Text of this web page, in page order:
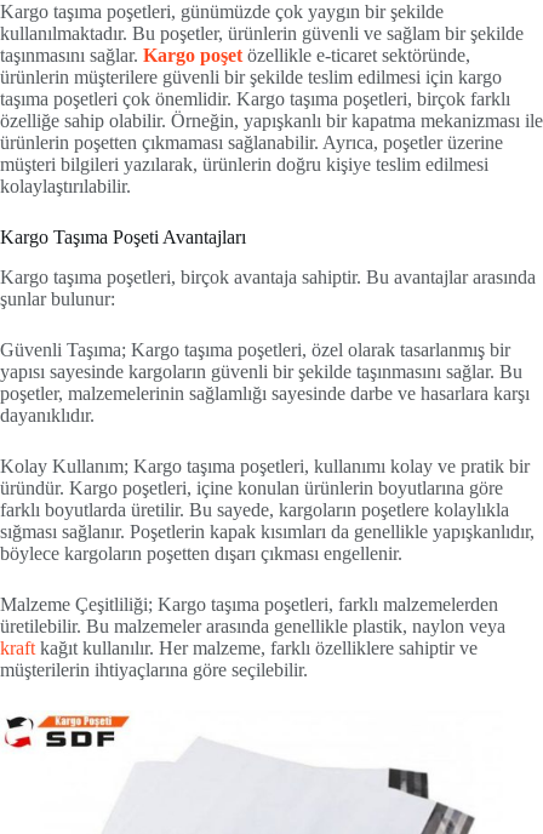
Kargo taşıma poşetleri, günümüzde çok yaygın bir şekilde
kullanılmaktadır. Bu poşetler, ürünlerin güvenli ve sağlam bir şekilde
taşınmasını sağlar. Kargo poşet özellikle e-ticaret sektöründe,
ürünlerin müşterilere güvenli bir şekilde teslim edilmesi için kargo
taşıma poşetleri çok önemlidir. Kargo taşıma poşetleri, birçok farklı
özelliğe sahip olabilir. Örneğin, yapışkanlı bir kapatma mekanizması ile
ürünlerin poşetten çıkmaması sağlanabilir. Ayrıca, poşetler üzerine
müşteri bilgileri yazılarak, ürünlerin doğru kişiye teslim edilmesi
kolaylaştırılabilir.
Kargo Taşıma Poşeti Avantajları
Kargo taşıma poşetleri, birçok avantaja sahiptir. Bu avantajlar arasında
şunlar bulunur:
Güvenli Taşıma; Kargo taşıma poşetleri, özel olarak tasarlanmış bir
yapısı sayesinde kargoların güvenli bir şekilde taşınmasını sağlar. Bu
poşetler, malzemelerinin sağlamlığı sayesinde darbe ve hasarlara karşı
dayanıklıdır.
Kolay Kullanım; Kargo taşıma poşetleri, kullanımı kolay ve pratik bir
üründür. Kargo poşetleri, içine konulan ürünlerin boyutlarına göre
farklı boyutlarda üretilir. Bu sayede, kargoların poşetlere kolaylıkla
sığması sağlanır. Poşetlerin kapak kısımları da genellikle yapışkanlıdır,
böylece kargoların poşetten dışarı çıkması engellenir.
Malzeme Çeşitliliği; Kargo taşıma poşetleri, farklı malzemelerden
üretilebilir. Bu malzemeler arasında genellikle plastik, naylon veya
kraft kağıt kullanılır. Her malzeme, farklı özelliklere sahiptir ve
müşterilerin ihtiyaçlarına göre seçilebilir.